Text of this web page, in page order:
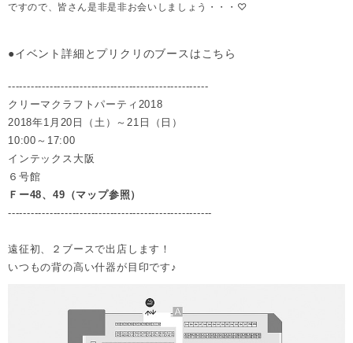
ですので、皆さん是非是非お会いしましょう・・・♡
●イベント詳細とプリクリのブースはこちら
-----------------------------------------------------
クリーマクラフトパーティ2018
2018年1月20日（土）～21日（日）
10:00～17:00
インテックス大阪
６号館
Ｆー48、49（マップ参照）
------------------------------------------------------
遠征初、２ブースで出店します！
いつもの背の高い什器が目印です♪